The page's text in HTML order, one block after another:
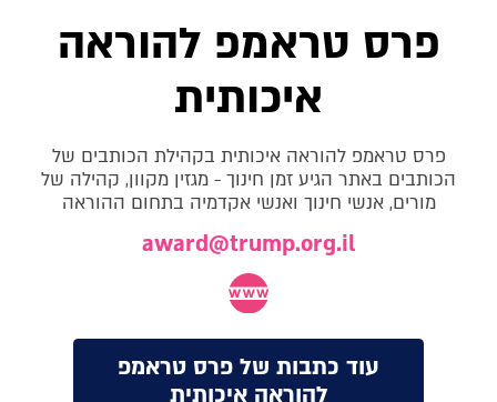
פרס טראמפ להוראה
איכותית
פרס טראמפ להוראה איכותית בקהילת הכותבים של
הכותבים באתר הגיע זמן חינוך - מגזין מקוון, קהילה של
מורים, אנשי חינוך ואנשי אקדמיה בתחום ההוראה
award@trump.org.il
עוד כתבות של פרס טראמפ
להוראה איכותית